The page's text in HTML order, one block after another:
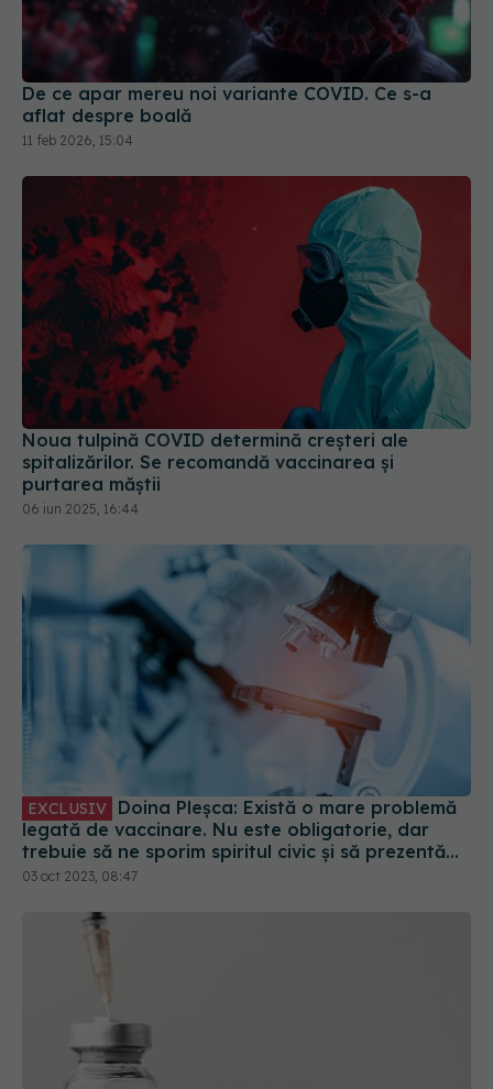
De ce apar mereu noi variante COVID. Ce s-a
aflat despre boală
11 feb 2026, 15:04
Noua tulpină COVID determină creșteri ale
spitalizărilor. Se recomandă vaccinarea și
purtarea măștii
06 iun 2025, 16:44
EXCLUSIV
legată de vaccinare. Nu este obligatorie, dar
trebuie să ne sporim spiritul civic și să prezentăm
corect minusurile și plusurile fiecărui vaccin
03 oct 2023, 08:47